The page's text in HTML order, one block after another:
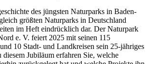
des jüngsten Naturparks in Baden-
größten Naturparks in Deutschland
im Heft eindrücklich dar. Der Naturpark
e. V. feiert 2025 mit seinen 115
10 Stadt- und Landkreisen sein 25-jähriges
diesem Jubiläum erfahren Sie, welche